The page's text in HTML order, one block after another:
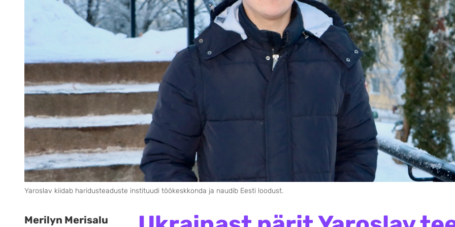
Yaroslav kiidab haridusteaduste instituudi töökeskkonda ja naudib Eesti loodust.
Merilyn Merisalu